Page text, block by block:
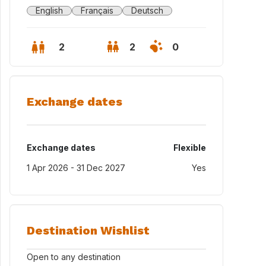
appartement from outside
English Français Deutsch
2 2 0
Exchange dates
Exchange dates
Flexible
1 Apr 2026 - 31 Dec 2027
Yes
Destination Wishlist
Open to any destination